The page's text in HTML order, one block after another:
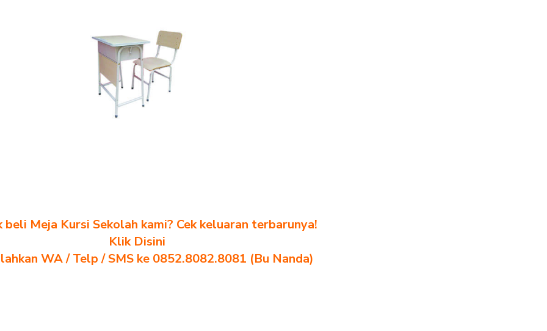
Meja Kursi Sekolah kami? Cek keluaran terbarunya!
Klik Disini
WA / Telp / SMS ke 0852.8082.8081 (Bu Nanda)